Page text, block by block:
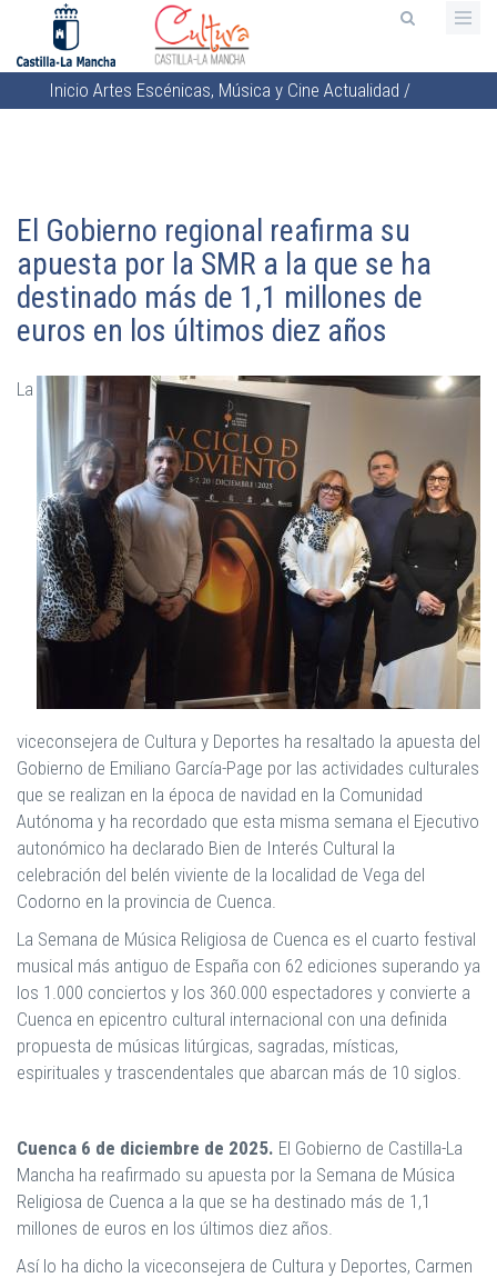
contenido
principal
Sobrescribir
a
la
navegación
Inicio Artes Escénicas, Música y Cine Actualidad /
El Gobierno regional reafirma su
apuesta por la SMR a la que se ha
destinado más de 1,1 millones de
euros en los últimos diez años
La
viceconsejera de Cultura y Deportes ha resaltado la apuesta del
Gobierno de Emiliano García-Page por las actividades culturales
que se realizan en la época de navidad en la Comunidad
Autónoma y ha recordado que esta misma semana el Ejecutivo
autonómico ha declarado Bien de Interés Cultural la
celebración del belén viviente de la localidad de Vega del
Codorno en la provincia de Cuenca.
La Semana de Música Religiosa de Cuenca es el cuarto festival
musical más antiguo de España con 62 ediciones superando ya
los 1.000 conciertos y los 360.000 espectadores y convierte a
Cuenca en epicentro cultural internacional con una definida
propuesta de músicas litúrgicas, sagradas, místicas,
espirituales y trascendentales que abarcan más de 10 siglos.
Cuenca 6 de diciembre de 2025. El Gobierno de Castilla-La
Mancha ha reafirmado su apuesta por la Semana de Música
Religiosa de Cuenca a la que se ha destinado más de 1,1
millones de euros en los últimos diez años.
Así lo ha dicho la viceconsejera de Cultura y Deportes, Carmen